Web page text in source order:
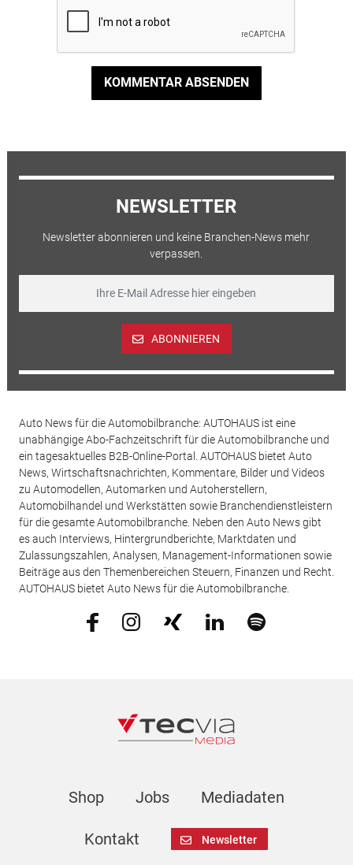
KOMMENTAR ABSENDEN
NEWSLETTER
Newsletter abonnieren und keine Branchen-News mehr
verpassen.
ABONNIEREN
Auto News für die Automobilbranche: AUTOHAUS ist eine
unabhängige Abo-Fachzeitschrift für die Automobilbranche und
ein tagesaktuelles B2B-Online-Portal. AUTOHAUS bietet Auto
News, Wirtschaftsnachrichten, Kommentare, Bilder und Videos
zu Automodellen, Automarken und Autoherstellern,
Automobilhandel und Werkstätten sowie Branchendienstleistern
für die gesamte Automobilbranche. Neben den Auto News gibt
es auch Interviews, Hintergrundberichte, Marktdaten und
Zulassungszahlen, Analysen, Management-Informationen sowie
Beiträge aus den Themenbereichen Steuern, Finanzen und Recht.
AUTOHAUS bietet Auto News für die Automobilbranche.
Shop Jobs Mediadaten
Kontakt Newsletter